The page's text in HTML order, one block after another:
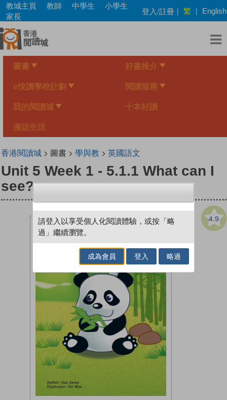
Skip
main
content
教城主頁 教師 中學生
小學生
家長
登入/註冊 | 繁 | English
圖書 好書推介
e悅讀學校計劃 閱讀服務
我的閱讀城 十本好讀
漫話生活
香港閱讀城> 圖書 > 學與教 > 英國語文
Unit 5 Week 1 - 5.1.1 What can I
see?
4.9
請登入以享受個人化閱讀體驗，或按「略
過」繼續瀏覽。
成為會員 登入 略過